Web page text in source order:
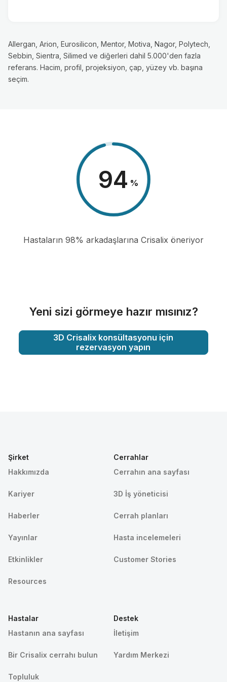
Allergan, Arion, Eurosilicon, Mentor, Motiva, Nagor, Polytech,
Sebbin, Sientra, Silimed ve diğerleri dahil 5.000'den fazla
referans. Hacim, profil, projeksiyon, çap, yüzey vb. başına
seçim.
98 %
Hastaların 98% arkadaşlarına Crisalix öneriyor
Yeni sizi görmeye hazır mısınız?
3D Crisalix konsültasyonu için
rezervasyon yapın
Şirket
Hakkımızda
Kariyer
Haberler
Yayınlar
Etkinlikler
Resources
Cerrahlar
Cerrahın ana sayfası
3D İş yöneticisi
Cerrah planları
Hasta incelemeleri
Customer Stories
Hastalar
Hastanın ana sayfası
Bir Crisalix cerrahı bulun
Topluluk
Destek
İletişim
Yardım Merkezi